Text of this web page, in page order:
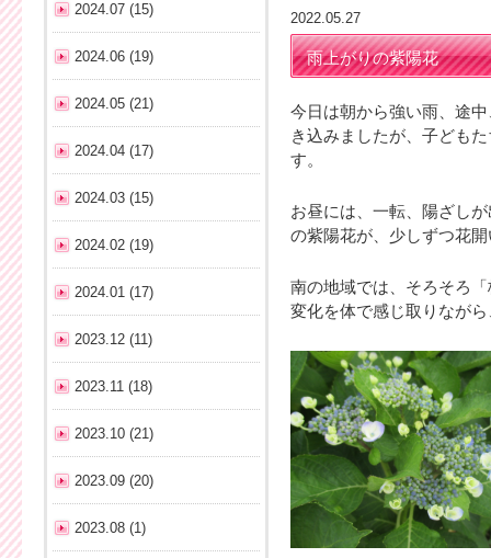
2022.05.27
雨上がりの紫陽花
今日は朝から強い雨、途
き込みましたが、子ども
す。
お昼には、一転、陽ざし
の紫陽花が、少しずつ花
南の地域では、そろそろ
変化を体で感じ取りなが
2024.07 (15)
2024.06 (19)
2024.05 (21)
2024.04 (17)
2024.03 (15)
2024.02 (19)
2024.01 (17)
2023.12 (11)
2023.11 (18)
2023.10 (21)
2023.09 (20)
2023.08 (1)